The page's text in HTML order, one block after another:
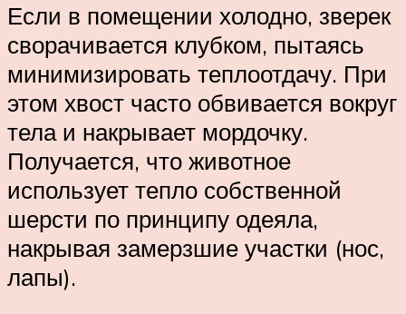
Если в помещении холодно, зверек
сворачивается клубком, пытаясь
минимизировать теплоотдачу. При
этом хвост часто обвивается вокруг
тела и накрывает мордочку.
Получается, что животное
использует тепло собственной
шерсти по принципу одеяла,
накрывая замерзшие участки (нос,
лапы).